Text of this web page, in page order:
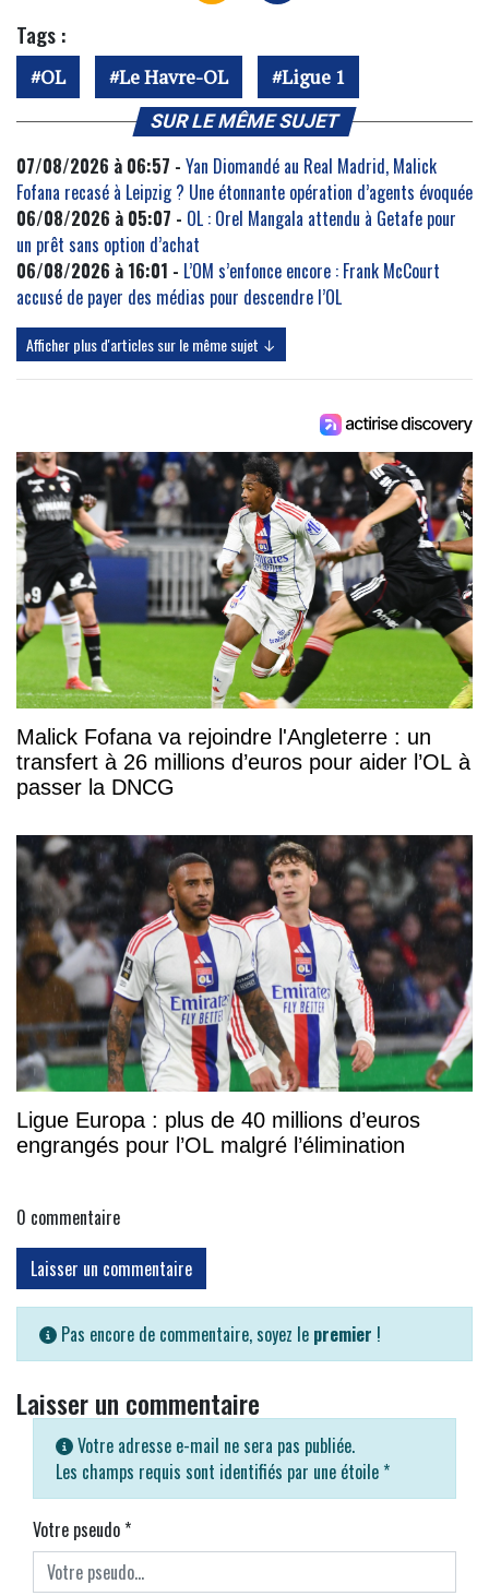
Tags :
OL Le Havre-OL Ligue 1
SUR LE MÊME SUJET
07/08/2026 à 06:57 - Yan Diomandé au Real Madrid, Malick
Fofana recasé à Leipzig ? Une étonnante opération d’agents évoquée
06/08/2026 à 05:07 - OL : Orel Mangala attendu à Getafe pour
un prêt sans option d’achat
06/08/2026 à 16:01 - L’OM s’enfonce encore : Frank McCourt
accusé de payer des médias pour descendre l’OL
Afficher plus d'articles sur le même sujet ↓
Malick Fofana va rejoindre l'Angleterre : un
transfert à 26 millions d’euros pour aider l’OL à
passer la DNCG
Ligue Europa : plus de 40 millions d’euros
engrangés pour l’OL malgré l’élimination
0 commentaire
Laisser un commentaire
Pas encore de commentaire, soyez le premier !
Laisser un commentaire
Votre adresse e-mail ne sera pas publiée.
Les champs requis sont identifiés par une étoile *
Votre pseudo*